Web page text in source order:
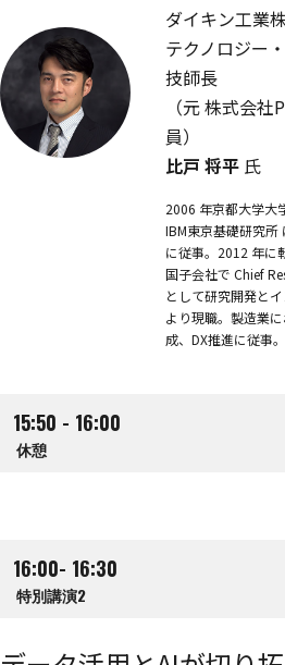
ダイキン工業
テクノロジー
技師長
（元 株式会
員）
比戸 将平 氏
2006 年京都大学大
IBM東京基礎研究所
に従事。2012 年に
国子会社で Chief
として研究開発と
より現職。製造業
成、DX推進に従事
15:50 - 16:00
休憩
16:00- 16:30
特別講演2